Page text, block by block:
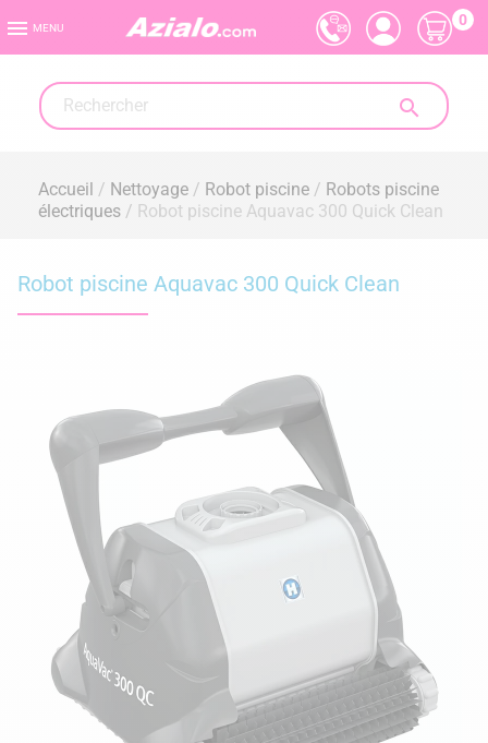
 MENU

0
Accueil Nettoyage Robot piscine
Robots piscine
électriques
Robot piscine Aquavac 300 Quick Clean
Robot piscine Aquavac 300 Quick Clean